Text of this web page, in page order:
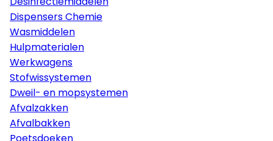
Dispensers Chemie
Wasmiddelen
Hulpmaterialen
Werkwagens
Stofwissystemen
Dweil- en mopsystemen
Afvalzakken
Afvalbakken